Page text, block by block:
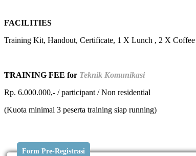
FACILITIES
Training Kit, Handout, Certificate, 1 X Lunch , 2 X
TRAINING FEE for Teknik Komunikasi
Rp. 6.000.000,- / participant / Non residential
(Kuota minimal 3 peserta training siap running)
Form Pre-Registrasi